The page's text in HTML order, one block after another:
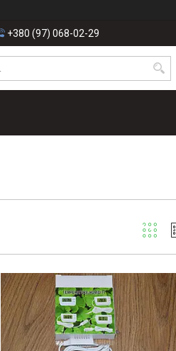
+380 (97) 068-02-29